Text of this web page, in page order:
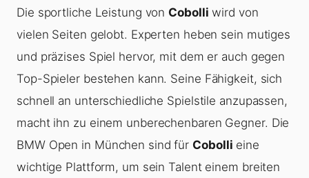
Die sportliche Leistung von Cobolli wird von
vielen Seiten gelobt. Experten heben sein mutiges
und präzises Spiel hervor, mit dem er auch gegen
Top-Spieler bestehen kann. Seine Fähigkeit, sich
schnell an unterschiedliche Spielstile anzupassen,
macht ihn zu einem unberechenbaren Gegner. Die
BMW Open in München sind für Cobolli eine
wichtige Plattform, um sein Talent einem breiten